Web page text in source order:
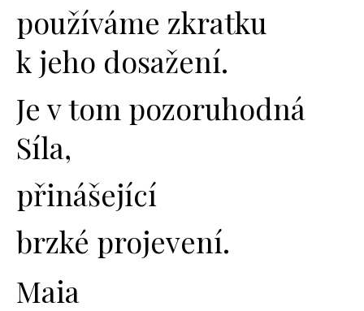
používáme zkratku
k jeho dosažení.
Je v tom pozoruhodná
Síla,
přinášející
brzké projevení.
Maia